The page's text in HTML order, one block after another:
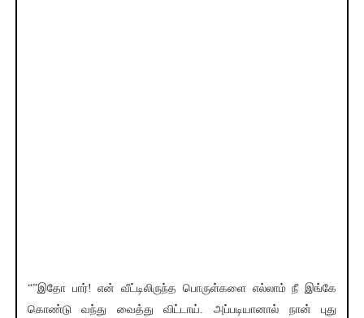
“”இதோ பார்! என் வீட்டிலிருந்த பொருள்களை எல்லாம் நீ இங்கே
கொண்டு வந்து வைத்து விட்டாய். அப்படியானால் நான் புது